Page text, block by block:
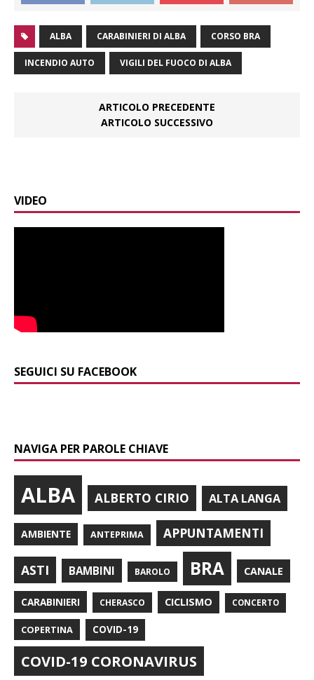
ALBA CARABINIERI DI ALBA CORSO BRA
INCENDIO AUTO VIGILI DEL FUOCO DI ALBA
ARTICOLO PRECEDENTE
ARTICOLO SUCCESSIVO
VIDEO
SEGUICI SU FACEBOOK
NAVIGA PER PAROLE CHIAVE
ALBA ALBERTO CIRIO ALTA LANGA
AMBIENTE ANTEPRIMA APPUNTAMENTI
ASTI BAMBINI BAROLO BRA CANALE
CARABINIERI CHERASCO CICLISMO CONCERTO
COPERTINA COVID-19
COVID-19 CORONAVIRUS